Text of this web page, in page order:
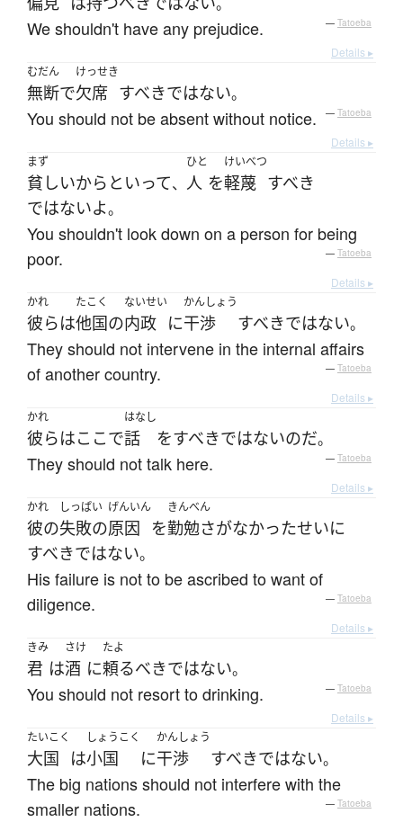
We shouldn't have any prejudice. — Tatoeba
Details ▸
むだん
無断で
けっせき
欠席 すべきではない。
You should not be absent without notice. — Tatoeba
Details ▸
まず
貧しいからといって、
ひと
人 を
けいべつ
軽蔑 すべき
ではないよ。
You shouldn't look down on a person for being
poor.
— Tatoeba
Details ▸
かれ
彼らは
たこく
他国の
ないせい
内政 に
かんしょう
干渉 すべきではない。
They should not intervene in the internal affairs
of another country.
— Tatoeba
Details ▸
かれ
彼らはここで
はなし
話 をすべきではないのだ。
They should not talk here. — Tatoeba
Details ▸
かれ
彼の
しっぱい
失敗の
げんいん
原因 を
きんべん
勤勉さがなかったせいに
すべきではない。
His failure is not to be ascribed to want of
diligence.
— Tatoeba
Details ▸
きみ
君 は
さけ
酒 に
たよ
頼るべきではない。
You should not resort to drinking. — Tatoeba
Details ▸
たいこく
大国 は
しょうこく
小国 に
かんしょう
干渉 すべきではない。
The big nations should not interfere with the
smaller nations.
— Tatoeba